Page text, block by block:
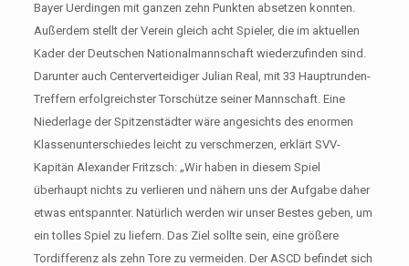
Bayer Uerdingen mit ganzen zehn Punkten absetzen konnten.
Außerdem stellt der Verein gleich acht Spieler, die im aktuellen
Kader der Deutschen Nationalmannschaft wiederzufinden sind.
Darunter auch Centerverteidiger Julian Real, mit 33 Hauptrunden-
Treffern erfolgreichster Torschütze seiner Mannschaft. Eine
Niederlage der Spitzenstädter wäre angesichts des enormen
Klassenunterschiedes leicht zu verschmerzen, erklärt SVV-
Kapitän Alexander Fritzsch: „Wir haben in diesem Spiel
überhaupt nichts zu verlieren und nähern uns der Aufgabe daher
etwas entspannter. Natürlich werden wir unser Bestes geben, um
ein tolles Spiel zu liefern. Das Ziel sollte sein, eine größere
Tordifferenz als zehn Tore zu vermeiden. Der ASCD befindet sich